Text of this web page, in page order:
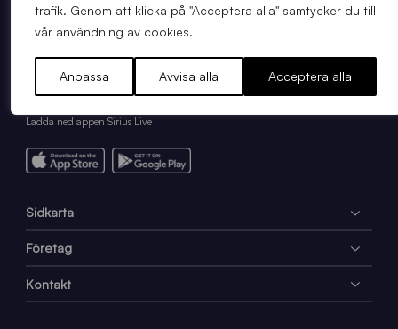
trafik. Genom att klicka på "Acceptera alla" samtycker du till
vår användning av cookies.
Anpassa Avvisa alla Acceptera alla
Ladda ned appen Sirius Live
Sidkarta
Företag
Kontakt